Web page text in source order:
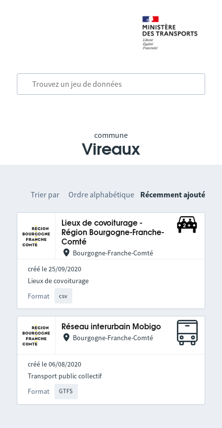
commune
Vireaux
Trier par Ordre alphabétique Récemment ajouté
Lieux de covoiturage -
Région Bourgogne-Franche-
Comté
Bourgogne-Franche-Comté
créé le 25/09/2020
Format csv
Lieux de covoiturage
Réseau interurbain Mobigo
Bourgogne-Franche-Comté
créé le 06/08/2020
Format GTFS
Transport public collectif